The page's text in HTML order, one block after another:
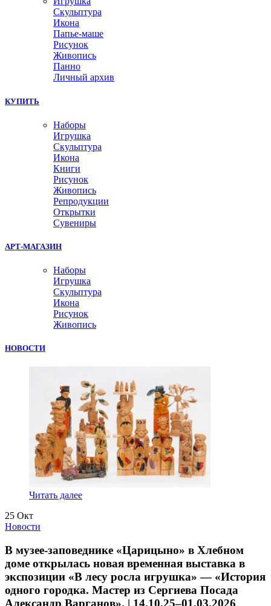
Скульптура
Икона
Папье-маше
Рисунок
Живопись
Панно
Личный архив
КУПИТЬ
Наборы
Игрушка
Скульптура
Икона
Книги
Рисунок
Живопись
Репродукции
Открытки
Сувениры
АРТ-МАГАЗИН
Наборы
Игрушка
Скульптура
Икона
Рисунок
Живопись
НОВОСТИ
Читать далее
25 Окт
Новости
В музее-заповеднике «Царицыно» в Хлебном
доме открылась новая временная выставка в
экспозиции «В лесу росла игрушка» — «История
одного городка. Мастер из Сергиева Посада
Александр Варганов». | 14.10.25–01.03.2026